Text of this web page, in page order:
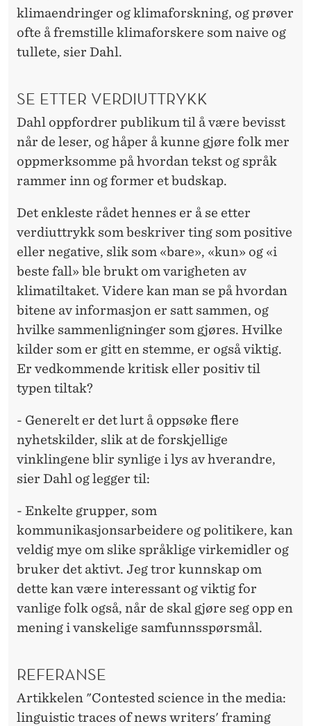
klimaendringer og klimaforskning, og prøver
ofte å fremstille klimaforskere som naive og
tullete, sier Dahl.
SE ETTER VERDIUTTRYKK
Dahl oppfordrer publikum til å være bevisst
når de leser, og håper å kunne gjøre folk mer
oppmerksomme på hvordan tekst og språk
rammer inn og former et budskap.
Det enkleste rådet hennes er å se etter
verdiuttrykk som beskriver ting som positive
eller negative, slik som «bare», «kun» og «i
beste fall» ble brukt om varigheten av
klimatiltaket. Videre kan man se på hvordan
bitene av informasjon er satt sammen, og
hvilke sammenligninger som gjøres. Hvilke
kilder som er gitt en stemme, er også viktig.
Er vedkommende kritisk eller positiv til
typen tiltak?
- Generelt er det lurt å oppsøke flere
nyhetskilder, slik at de forskjellige
vinklingene blir synlige i lys av hverandre,
sier Dahl og legger til:
- Enkelte grupper, som
kommunikasjonsarbeidere og politikere, kan
veldig mye om slike språklige virkemidler og
bruker det aktivt. Jeg tror kunnskap om
dette kan være interessant og viktig for
vanlige folk også, når de skal gjøre seg opp en
mening i vanskelige samfunnsspørsmål.
REFERANSE
Artikkelen "Contested science in the media:
linguistic traces of news writers' framing